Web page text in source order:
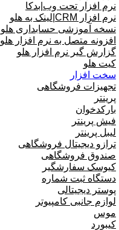
نرم افزار تحت وب|بدکا
نرم افزار CRM|لینک به هلو
نسخه آموزشی حسابداری هلو
افزونه متصل به نرم افزار هلو
گزارش گیر نرم افزار هلو
کیت هلو
سخت افزار
تجهیزات فروشگاهی
پرینتر
بارکدخوان
فیش پرینتر
لیبل پرینتر
ترازو دیجیتال فروشگاهی
صندوق فروشگاهی
کیوسک سفارشگیر
دستگاه ثبت شماره
پوستر دیجیتالی
لوازم جانبی کامپیوتر
موس
کیبورد